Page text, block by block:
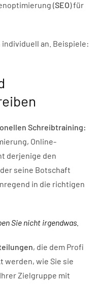
(SEO) für
individuell an. Beispiele:
Schreibtraining:
Online-
derjenige den
seine Botschaft
in die richtigen
Sie nicht irgendwas.
, die dem Profi
werden, wie Sie sie
Zielgruppe mit